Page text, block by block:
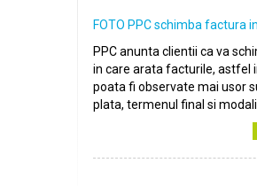
FOTO PPC schimba factura
PPC anunta clientii ca va
in care arata facturile, astfel
poata fi observate mai usor
plata, termenul final si